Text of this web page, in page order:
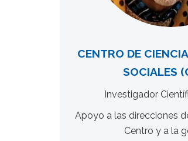
CENTRO DE
SOCIALES
Investigador
Apoyo a las direcciones
Centro y a la